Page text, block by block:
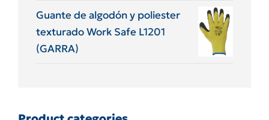
Guante de algodón y poliester
texturado Work Safe L1201
(GARRA)